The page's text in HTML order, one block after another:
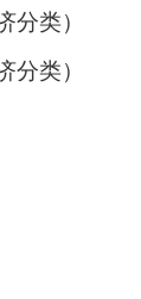
类）
类）